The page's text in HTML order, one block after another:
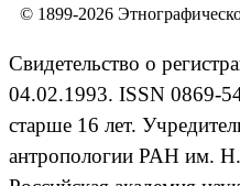
© 1899-2026
Свидетельство о
04.02.1993. ISSN 0869-
старше 16 лет.
антропологии РАН им.